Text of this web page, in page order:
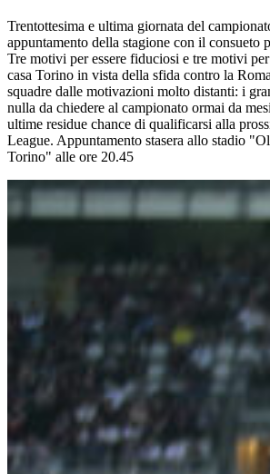
Trentottesima e ultima giornata del
appuntamento della stagione con il consueto
Tre motivi per essere fiduciosi e tre motivi
casa Torino in vista della sfida contro la
squadre dalle motivazioni molto distanti: i
nulla da chiedere al campionato ormai da
ultime residue chance di qualificarsi alla
League. Appuntamento stasera allo stadio
Torino" alle ore 20.45